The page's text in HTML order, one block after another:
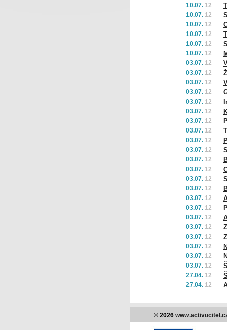
10.07. 12
10.07. 12
10.07. 12
10.07. 12
10.07. 12
10.07. 12
03.07. 12
03.07. 12
03.07. 12
03.07. 12
03.07. 12
03.07. 12
03.07. 12
03.07. 12
03.07. 12
03.07. 12
03.07. 12
03.07. 12
03.07. 12
03.07. 12
03.07. 12
03.07. 12
03.07. 12
03.07. 12
03.07. 12
03.07. 12
03.07. 12
03.07. 12
27.04. 12
27.04. 12
© 2026